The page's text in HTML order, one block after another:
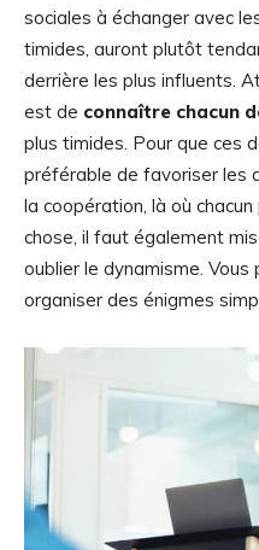
sociales à échanger avec
timides, auront plutôt
derrière les plus influents.
est de connaître chacun
plus timides. Pour que ces
préférable de favoriser les
la coopération, là où
chose, il faut également
oublier le dynamisme. Vous
organiser des énigmes